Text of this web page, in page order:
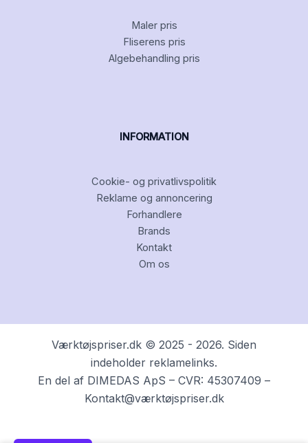
Maler pris
Fliserens pris
Algebehandling pris
INFORMATION
Cookie- og privatlivspolitik
Reklame og annoncering
Forhandlere
Brands
Kontakt
Om os
Værktøjspriser.dk © 2025 - 2026. Siden
indeholder reklamelinks.
En del af DIMEDAS ApS – CVR: 45307409 –
Kontakt@værktøjspriser.dk